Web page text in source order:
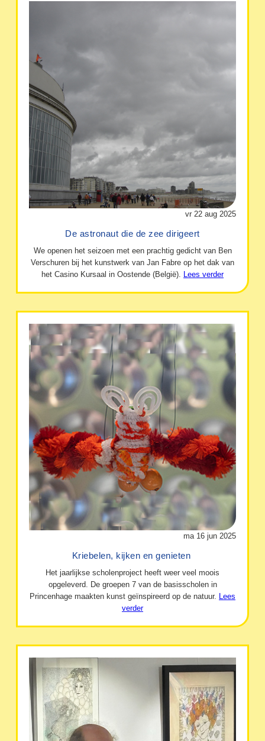
vr 22 aug 2025
De astronaut die de zee dirigeert
We openen het seizoen met een prachtig gedicht van Ben
Verschuren bij het kunstwerk van Jan Fabre op het dak van
het Casino Kursaal in Oostende (België). Lees verder
ma 16 jun 2025
Kriebelen, kijken en genieten
Het jaarlijkse scholenproject heeft weer veel moois
opgeleverd. De groepen 7 van de basisscholen in
Princenhage maakten kunst geïnspireerd op de natuur. Lees
verder